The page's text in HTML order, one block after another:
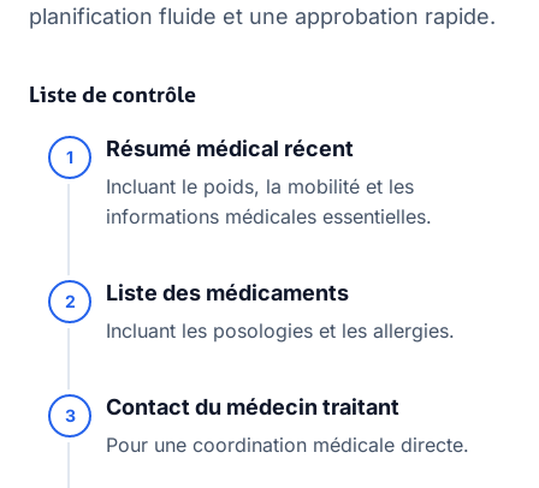
planification fluide et une approbation rapide.
Liste de contrôle
1 Résumé médical récent
Incluant le poids, la mobilité et les
informations médicales essentielles.
2 Liste des médicaments
Incluant les posologies et les allergies.
3 Contact du médecin traitant
Pour une coordination médicale directe.